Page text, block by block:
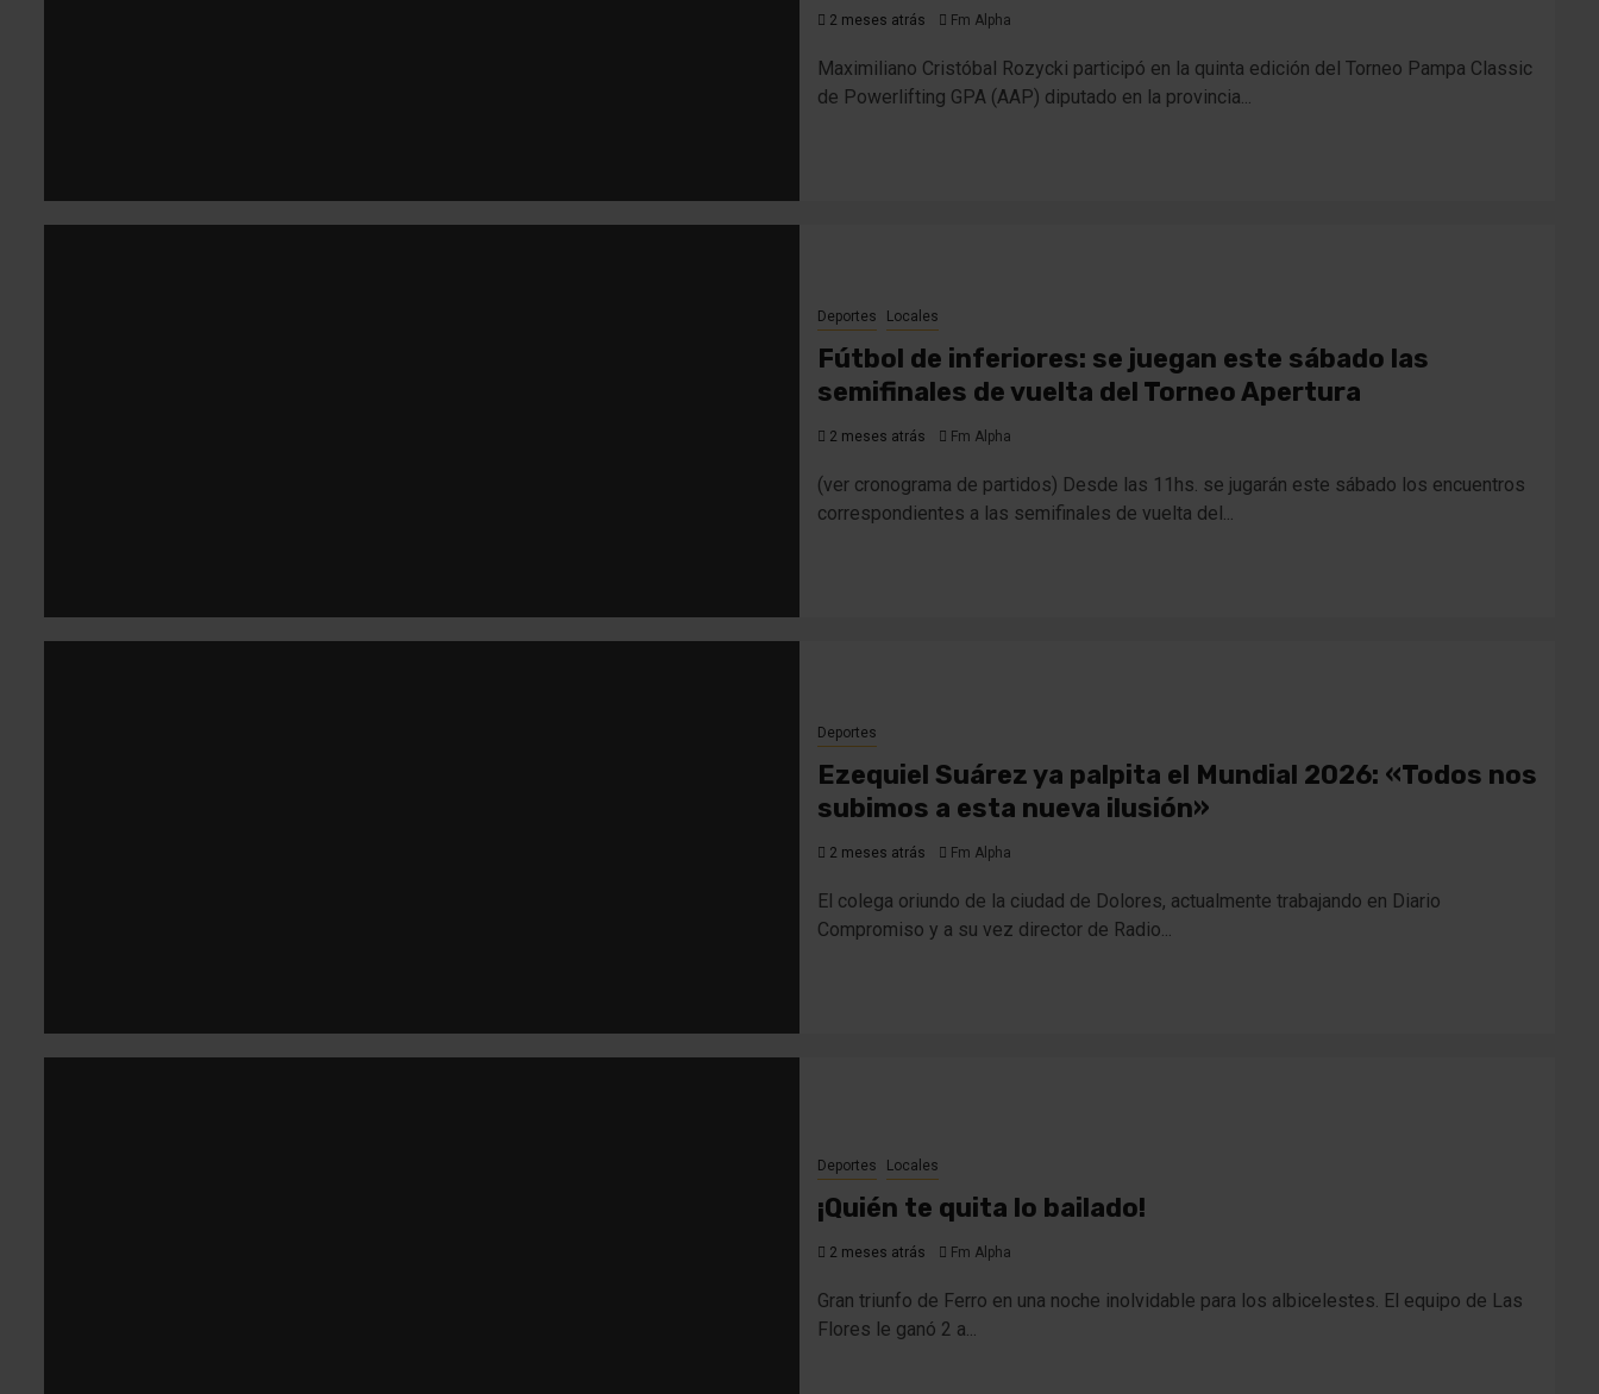
2 meses atrás Fm Alpha
Maximiliano Cristóbal Rozycki participó en la quinta edición del Torneo Pampa Classic
de Powerlifting GPA (AAP) diputado en la provincia...
Deportes Locales
Fútbol de inferiores: se juegan este sábado las
semifinales de vuelta del Torneo Apertura
2 meses atrás Fm Alpha
(ver cronograma de partidos) Desde las 11hs. se jugarán este sábado los encuentros
correspondientes a las semifinales de vuelta del...
Deportes
Ezequiel Suárez ya palpita el Mundial 2026: «Todos nos
subimos a esta nueva ilusión»
2 meses atrás Fm Alpha
El colega oriundo de la ciudad de Dolores, actualmente trabajando en Diario
Compromiso y a su vez director de Radio...
Deportes Locales
¡Quién te quita lo bailado!
2 meses atrás Fm Alpha
Gran triunfo de Ferro en una noche inolvidable para los albicelestes. El equipo de Las
Flores le ganó 2 a...